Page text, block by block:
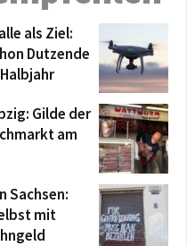
als Ziel:
Dutzende
Gilde der
am
Sachsen:
mit